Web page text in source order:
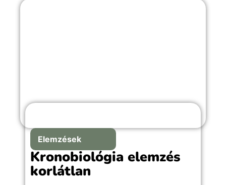
Elemzések
Kronobiológia elemzés
korlátlan